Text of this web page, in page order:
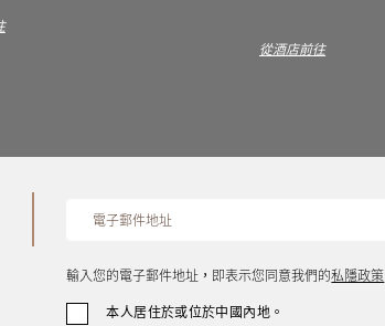
從酒店前往
輸入您的電子郵件地址，即表示您同意我們的私隱政策
本人居住於或位於中國內地。